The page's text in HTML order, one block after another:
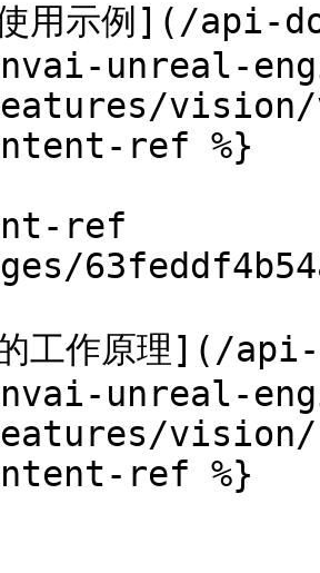
使用示例](/
unreal-
vision/
ref %}
ref
的工作原理](/
unreal-
vision/
ref %}